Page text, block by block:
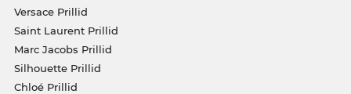
Versace Prillid
Saint Laurent Prillid
Marc Jacobs Prillid
Silhouette Prillid
Chloé Prillid